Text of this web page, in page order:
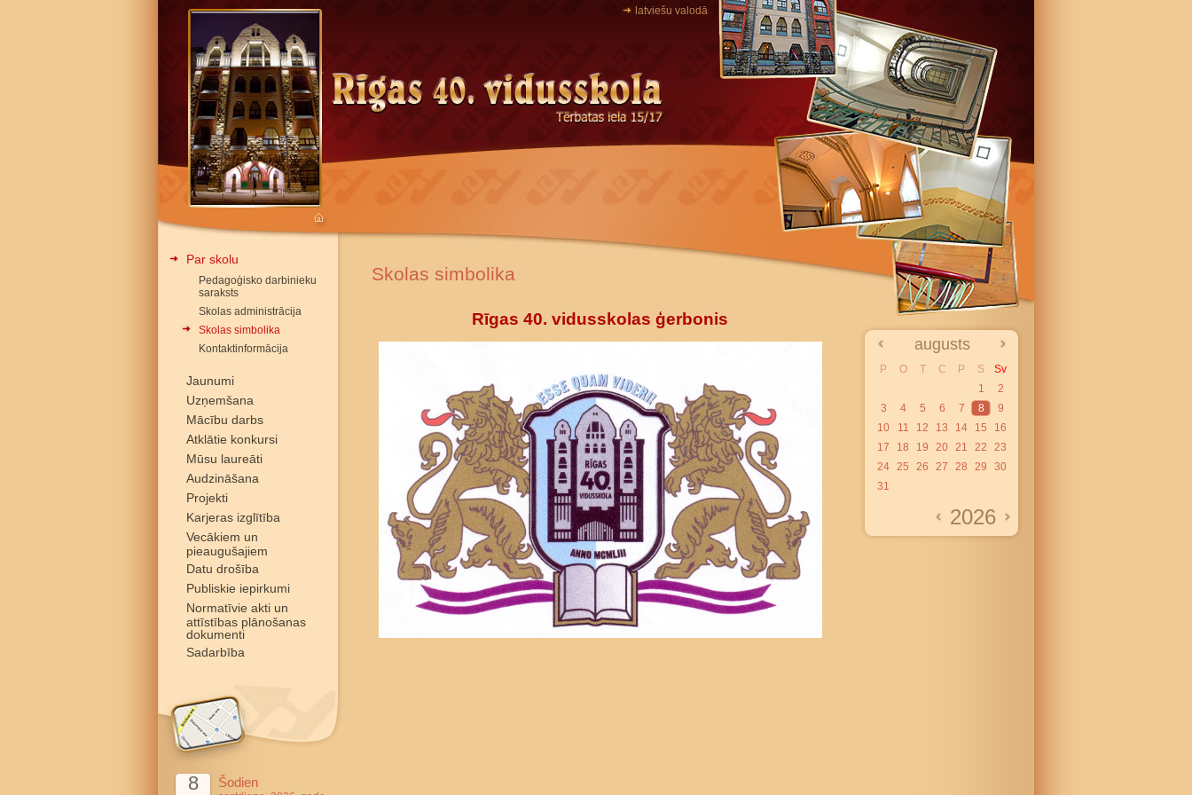
latviešu valodā
Par skolu
Pedagoģisko darbinieku
saraksts
Skolas administrācija
Skolas simbolika
Kontaktinformācija
Jaunumi
Uzņemšana
Mācību darbs
Atklātie konkursi
Mūsu laureāti
Audzināšana
Projekti
Karjeras izglītība
Vecākiem un
pieaugušajiem
Datu drošība
Publiskie iepirkumi
Normatīvie akti un
attīstības plānošanas
dokumenti
Sadarbība
8 Šodien
Skolas simbolika
Rīgas 40. vidusskolas ģerbonis
augusts
P O T C P S
Sv
1
2
3
4 5 6 7 8
9
10
11 12 13 14 15
16
17
18 19 20 21 22
23
24 25 26 27 28 29
30
31
2026